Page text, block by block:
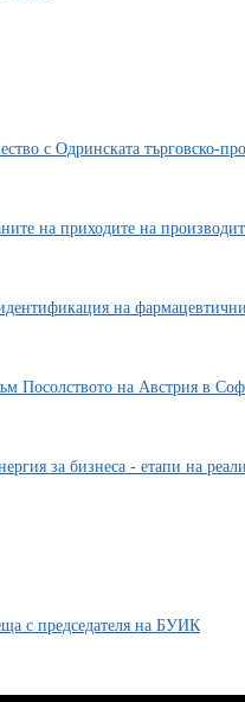
с Одринската търговско-
на приходите на
на
Посолството на Австрия в
за бизнеса - етапи на
с председателя на БУИК